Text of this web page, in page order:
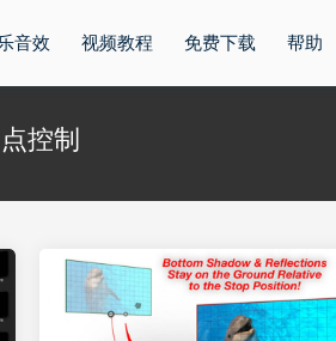
音效 视频教程 免费下载 帮助
控制